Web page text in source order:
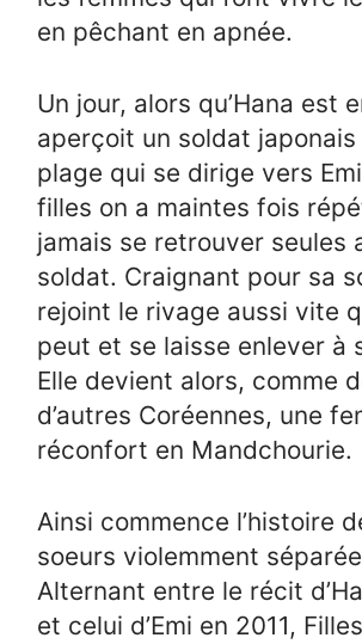
en pêchant en apnée.
Un jour, alors qu’Hana est
aperçoit un soldat japonais
plage qui se dirige vers
filles on a maintes fois
jamais se retrouver seules
soldat. Craignant pour sa
rejoint le rivage aussi vite
peut et se laisse enlever à
Elle devient alors, comme
d’autres Coréennes, une
réconfort en Mandchourie.
Ainsi commence l’histoire
soeurs violemment
Alternant entre le récit
et celui d’Emi en 2011,